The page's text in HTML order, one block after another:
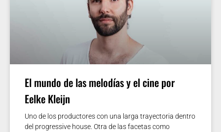
El mundo de las melodías y el cine por
Eelke Kleijn
Uno de los productores con una larga trayectoria dentro
del progressive house. Otra de las facetas como